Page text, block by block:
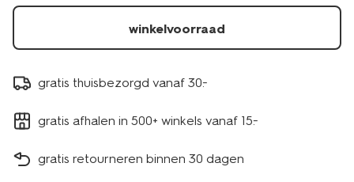
winkelvoorraad
gratis thuisbezorgd vanaf 30.-
gratis afhalen in 500+ winkels vanaf 15.-
gratis retourneren binnen 30 dagen